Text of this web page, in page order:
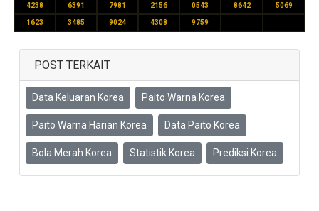
4238 6391 7981 2156 0543 8642 5069
1623 3485 9024 4308 9759
POST TERKAIT
Data Keluaran Korea Paito Warna Korea
Paito Warna Harian Korea Data Paito Korea
Bola Merah Korea Statistik Korea Prediksi Korea